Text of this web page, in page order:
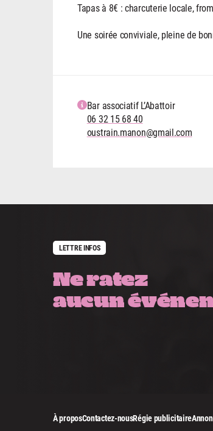
Tapas à 8€ : charcuterie locale,
Une soirée conviviale, pleine de
Bar associatif L’Abattoir
06 32 15 68 40
oustrain.manon@gmail.com
LETTRE INFOS
Ne ratez
aucun
À proposContactez-nousRégie publicitaire